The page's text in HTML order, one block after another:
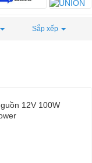
Sắp xếp